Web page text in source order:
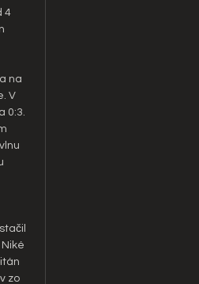
4
na
V
0:3.
zo